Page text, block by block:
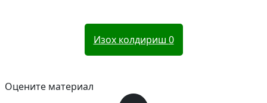
Изох колдириш 0
Оцените материал